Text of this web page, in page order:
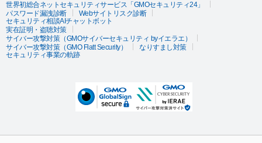
世界初総合ネットセキュリティサービス「GMOセキュリティ24」
パスワード漏洩診断
Webサイトリスク診断
セキュリティ相談AIチャットボット
実在証明・盗聴対策
サイバー攻撃対策（GMOサイバーセキュリティ byイエラエ）
サイバー攻撃対策（GMO Flatt Security）
なりすまし対策
セキュリティ事業の軌跡